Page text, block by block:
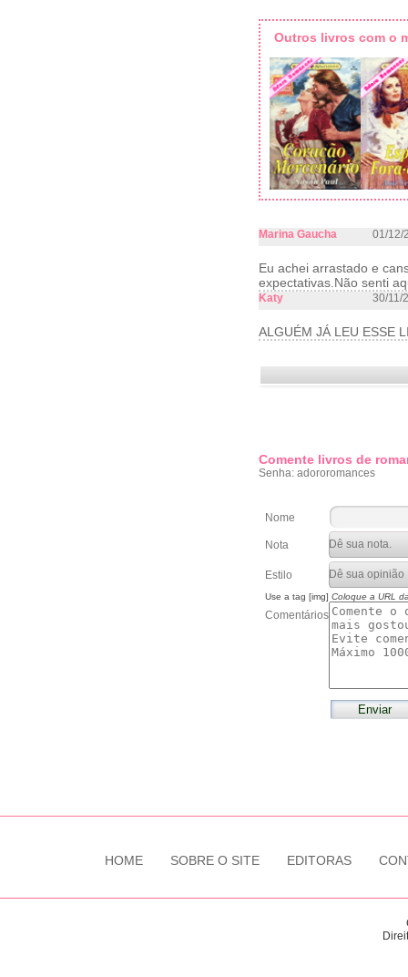
Outros livros com o
Marina Gaucha 01/12/
Eu achei arrastado e
expectativas.Não senti
Katy 30/11/
ALGUÉM JÁ LEU ESSE
Comente livros de
Senha: adororomances
Nome
Nota
Estilo
Use a tag [img] Coloque a URL
Comentários
HOME SOBRE O SITE EDITORAS